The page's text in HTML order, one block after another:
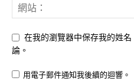
在我的瀏覽器中保存我的姓
論。
用電子郵件通知我後續的迴響。